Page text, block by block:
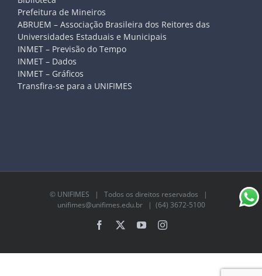
Prefeitura de Mineiros
ABRUEM – Associação Brasileira dos Reitores das
Universidades Estaduais e Municipais
INMET – Previsão do Tempo
INMET – Dados
INMET – Gráficos
Transfira-se para a UNIFIMES
© UNIFIMES | Todos os direitos reservados |
unifimes@unifimes.edu.br| (64) 3672-5100
Facebook YouTubeInstagram